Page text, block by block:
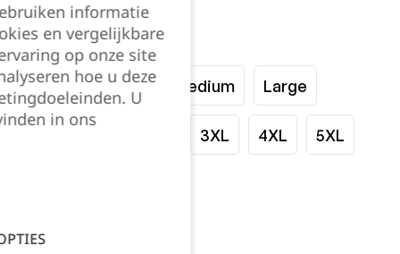
Maat:
XSmall Small Medium Large
3XL 4XL 5XL
informatie
en vergelijkbare
op onze site
hoe u deze
U
in ons